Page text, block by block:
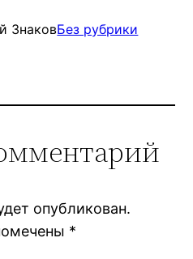
ЗнаковБез рубрики
опубликован.
*